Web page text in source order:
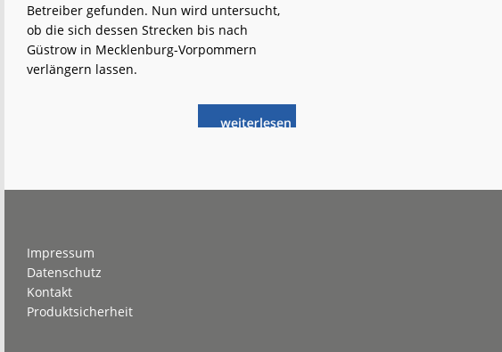
Betreiber gefunden. Nun wird untersucht,
ob die sich dessen Strecken bis nach
Güstrow in Mecklenburg-Vorpommern
verlängern lassen.
weiterlese
nNeustadt
Impressum
Datenschutz
Kontakt
Produktsicherheit